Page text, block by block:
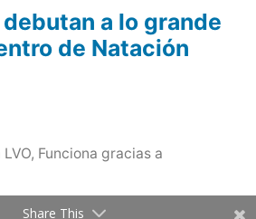
a lo grande
de Natación
, Funciona gracias a
Share This